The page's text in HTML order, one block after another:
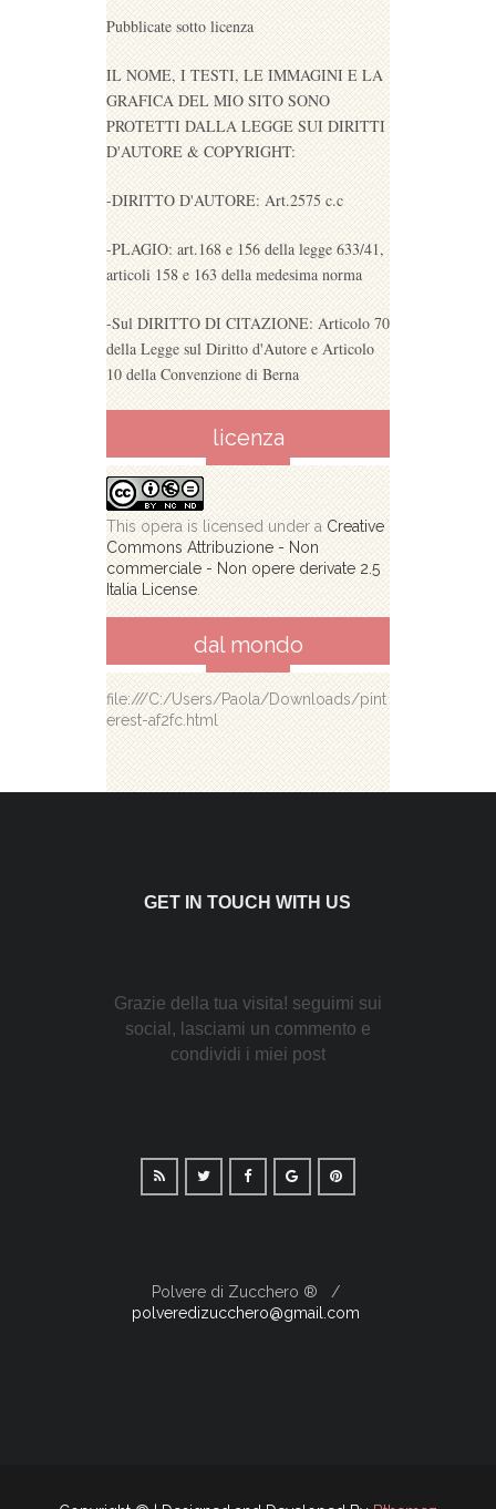
Pubblicate sotto licenza
IL NOME, I TESTI, LE IMMAGINI E LA
GRAFICA DEL MIO SITO SONO
PROTETTI DALLA LEGGE SUI DIRITTI
D'AUTORE & COPYRIGHT:
-DIRITTO D'AUTORE: Art.2575 c.c
-PLAGIO: art.168 e 156 della legge 633/41,
articoli 158 e 163 della medesima norma
-Sul DIRITTO DI CITAZIONE: Articolo 70
della Legge sul Diritto d'Autore e Articolo
10 della Convenzione di Berna
licenza
This opera is licensed under a Creative
Commons Attribuzione - Non
commerciale - Non opere derivate 2.5
Italia License.
dal mondo
file:///C:/Users/Paola/Downloads/pint
erest-af2fc.html
GET IN TOUCH WITH US
Grazie della tua visita! seguimi sui
social, lasciami un commento e
condividi i miei post
Polvere di Zucchero ®
polveredizucchero@gmail.com